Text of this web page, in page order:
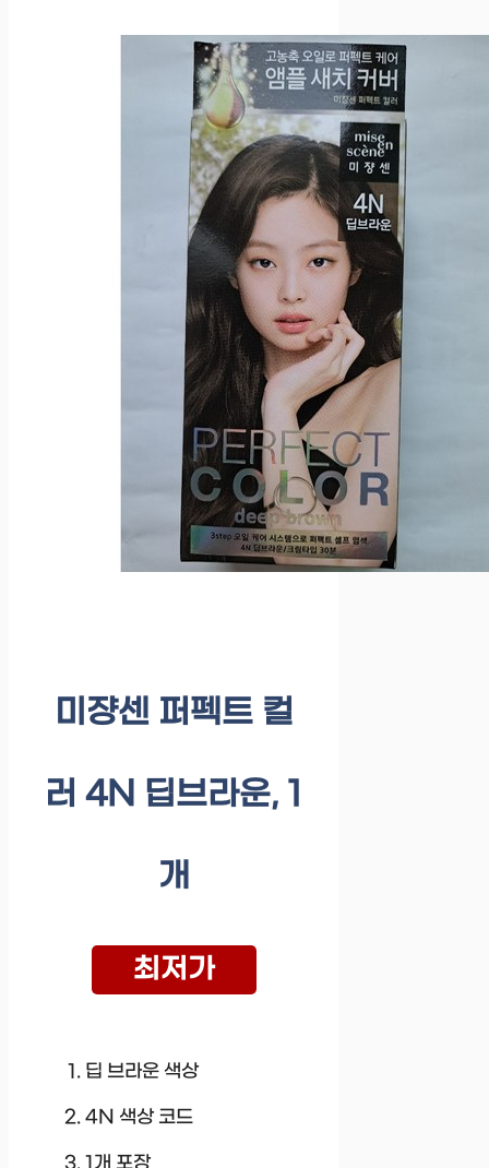
미쟝센 퍼펙트 컬
러 4N 딥브라운, 1
개
최저가
딥 브라운 색상
4N 색상 코드
1개 포장